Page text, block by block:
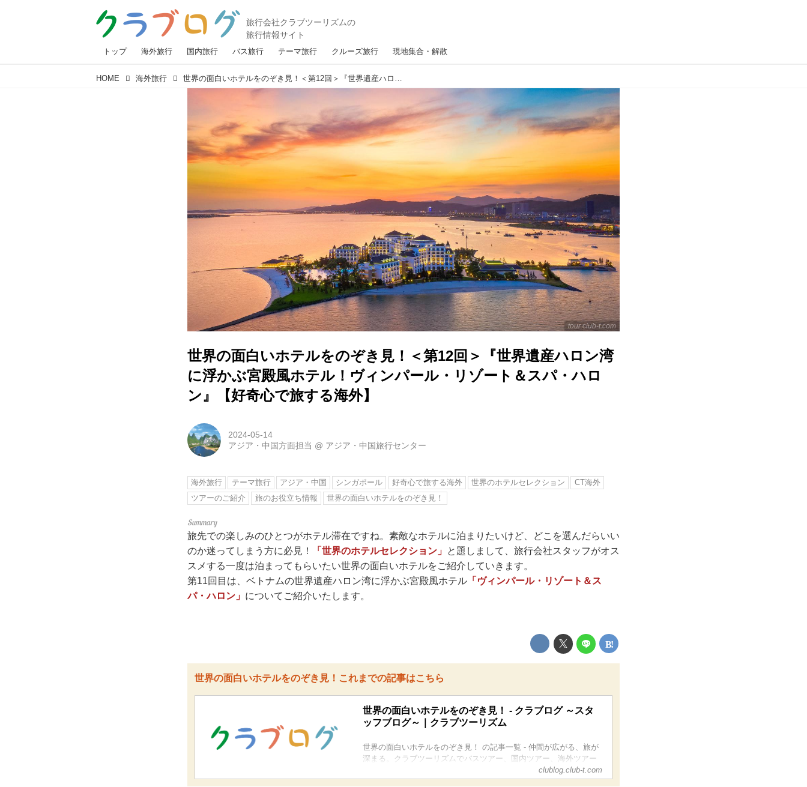
トップ 海外旅行 国内旅行 バス旅行 テーマ旅行 クルーズ旅行 現地集合・解散
HOME 海外旅行 世界の面白いホテルをのぞき見！＜第12回＞『世界遺産ハロン湾に浮かぶ宮殿風ホテル！ヴィンパール・リゾート＆スパ・ハロン』【好奇心で旅する海外】
tour.club-t.com
世界の面白いホテルをのぞき見！＜第12回＞『世界遺産ハロン湾
に浮かぶ宮殿風ホテル！ヴィンパール・リゾート＆スパ・ハロ
ン』【好奇心で旅する海外】
2024-05-14
アジア・中国方面担当 @ アジア・中国旅行センター
海外旅行 テーマ旅行 アジア・中国 シンガポール 好奇心で旅する海外 世界のホテルセレクション
CT海外
ツアーのご紹介
旅のお役立ち情報 世界の面白いホテルをのぞき見！
旅先での楽しみのひとつがホテル滞在ですね。素敵なホテルに泊まりたいけど、どこを選んだらいい
のか迷ってしまう方に必見！
「世界のホテルセレクション」 と題しまして、旅行会社スタッフがオス
スメする一度は泊まってもらいたい世界の面白いホテルをご紹介していきます。
第11回目は、ベトナムの世界遺産ハロン湾に浮かぶ宮殿風ホテル 「ヴィンパール・リゾート＆ス
パ・ハロン」 についてご紹介いたします。
世界の面白いホテルをのぞき見！これまでの記事はこちら
世界の面白いホテルをのぞき見！ - クラブログ ～スタ
ッフブログ～｜クラブツーリズム
世界の面白いホテルをのぞき見！ の記事一覧 - 仲間が広がる、旅が
深まる。クラブツーリズムでバスツアー、国内ツアー、海外ツアー
へ出かけましょう。北海道、東北、関東、中部・北陸、近畿、四
国、九州、ヨーロッパ、アジア、オセアニア、アメリカ、カナダ、
clublog.club-t.com